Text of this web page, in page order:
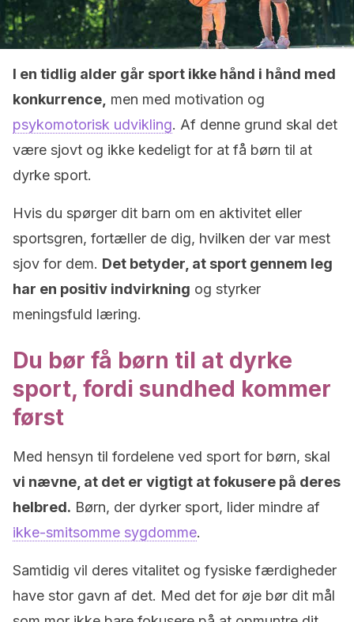
I en tidlig alder går sport ikke hånd i hånd med
konkurrence, men med motivation og
psykomotorisk udvikling. Af denne grund skal det
være sjovt og ikke kedeligt for at få børn til at
dyrke sport.
Hvis du spørger dit barn om en aktivitet eller
sportsgren, fortæller de dig, hvilken der var mest
sjov for dem. Det betyder, at sport gennem leg
har en positiv indvirkning og styrker
meningsfuld læring.
Du bør få børn til at dyrke
sport, fordi sundhed kommer
først
Med hensyn til fordelene ved sport for børn, skal
vi nævne, at det er vigtigt at fokusere på deres
helbred. Børn, der dyrker sport, lider mindre af
ikke-smitsomme sygdomme.
Samtidig vil deres vitalitet og fysiske færdigheder
have stor gavn af det. Med det for øje bør dit mål